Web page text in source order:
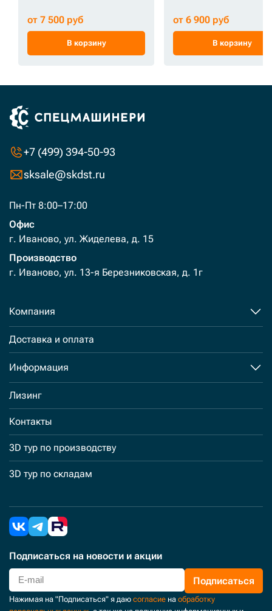
от 7 500 руб
В корзину
от 6 900 руб
В корзину
+7 (499) 394-50-93
sksale@skdst.ru
Пн-Пт 8:00–17:00
Офис
г. Иваново, ул. Жиделева, д. 15
Производство
г. Иваново, ул. 13-я Березниковская, д. 1г
Компания
Доставка и оплата
Информация
Лизинг
Контакты
3D тур по производству
3D тур по складам
Подписаться на новости и акции
Подписаться
Нажимая на "Подписаться" я даю согласие на обработку